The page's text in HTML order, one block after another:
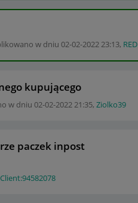
w dniu ‎02-02-202223:13, RED
kupującego
w dniu ‎02-02-202221:35, Ziolko39
paczek inpost
Client:94582078